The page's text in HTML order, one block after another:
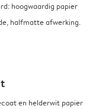
hoogwaardig papier
halfmatte afwerking.
en helderwit papier